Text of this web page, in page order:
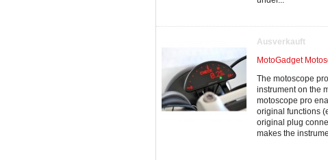
Ausverkauft
MotoGadget
The motoscope
instrument on the
motoscope pro
original functions
original plug
makes the